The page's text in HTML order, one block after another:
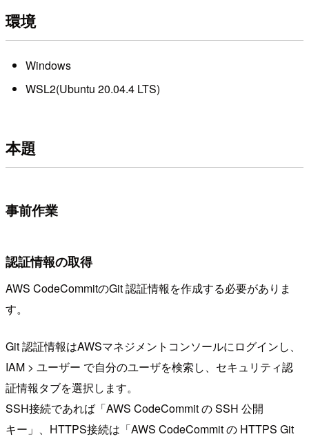
環境
Windows
WSL2(Ubuntu 20.04.4 LTS)
本題
事前作業
認証情報の取得
AWS CodeCommitのGit 認証情報を作成する必要がありま
す。
Git 認証情報はAWSマネジメントコンソールにログインし、
IAM > ユーザー で自分のユーザを検索し、セキュリティ認
証情報タブを選択します。
SSH接続であれば「AWS CodeCommit の SSH 公開
キー」、HTTPS接続は「AWS CodeCommit の HTTPS Git